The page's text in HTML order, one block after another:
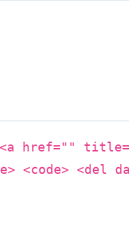
<a href=""
<del